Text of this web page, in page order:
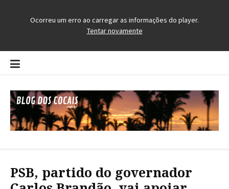
Pular
para
conteúdo
PSB, partido do governador